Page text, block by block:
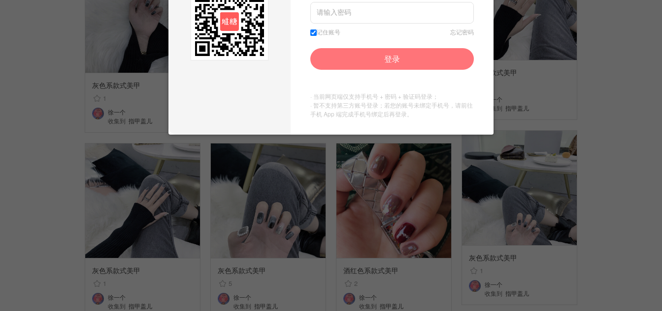
灰色系款式美甲
徐一个
收集到 指甲盖儿
灰色系款式美甲
1
徐一个
收集到 指甲盖儿
2
徐一个
灰色系款式美甲
1
徐一个
收集到 指甲盖儿
灰色系款式美甲
1
徐一个
收集到 指甲盖儿
灰色系款式美甲
5
徐一个
收集到 指甲盖儿
酒红色系款式美甲
2
徐一个
收集到 指甲盖儿
记住账号 忘记密码
登录
· 当前网页端仅支持手机号 + 密码 + 验证码登录；
· 暂不支持第三方账号登录；若您的账号未绑定手机号，请前往
手机 App 端完成手机号绑定后再登录。